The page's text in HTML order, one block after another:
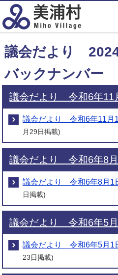
議会だより 2024
バックナンバー
議会だより 令和6年11
議会だより 令和6年11月1
月29日掲載)
議会だより 令和6年8月
議会だより 令和6年8月1
日掲載)
議会だより 令和6年5月
議会だより 令和6年5月1
23日掲載)